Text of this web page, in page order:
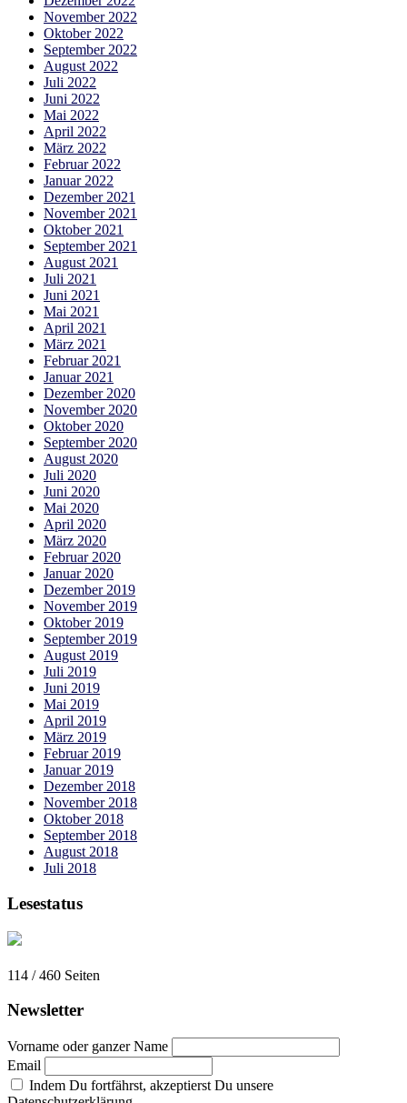
November 2022
Oktober 2022
September 2022
August 2022
Juli 2022
Juni 2022
Mai 2022
April 2022
März 2022
Februar 2022
Januar 2022
Dezember 2021
November 2021
Oktober 2021
September 2021
August 2021
Juli 2021
Juni 2021
Mai 2021
April 2021
März 2021
Februar 2021
Januar 2021
Dezember 2020
November 2020
Oktober 2020
September 2020
August 2020
Juli 2020
Juni 2020
Mai 2020
April 2020
März 2020
Februar 2020
Januar 2020
Dezember 2019
November 2019
Oktober 2019
September 2019
August 2019
Juli 2019
Juni 2019
Mai 2019
April 2019
März 2019
Februar 2019
Januar 2019
Dezember 2018
November 2018
Oktober 2018
September 2018
August 2018
Juli 2018
Lesestatus
114 / 460 Seiten
Newsletter
Vorname oder ganzer Name
Email
Indem Du fortfährst, akzeptierst Du unsere